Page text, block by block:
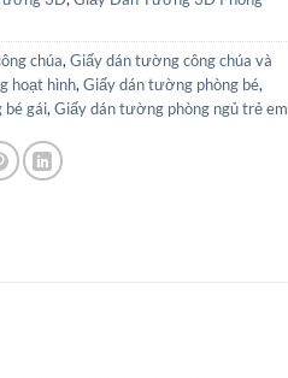
chúa, Giấy dán tường công chúa và
hoạt hình, Giấy dán tường phòng bé,
bé gái, Giấy dán tường phòng ngủ trẻ em